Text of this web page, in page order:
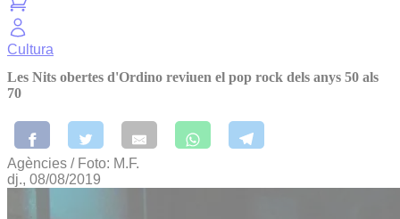
Cultura
Les Nits obertes d'Ordino reviuen el pop rock dels anys 50 als
70
Agències / Foto: M.F.
dj., 08/08/2019